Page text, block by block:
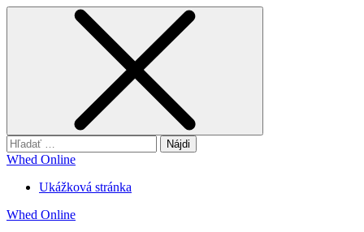
Hľadať:
Whed Online
Ukážková stránka
Whed Online